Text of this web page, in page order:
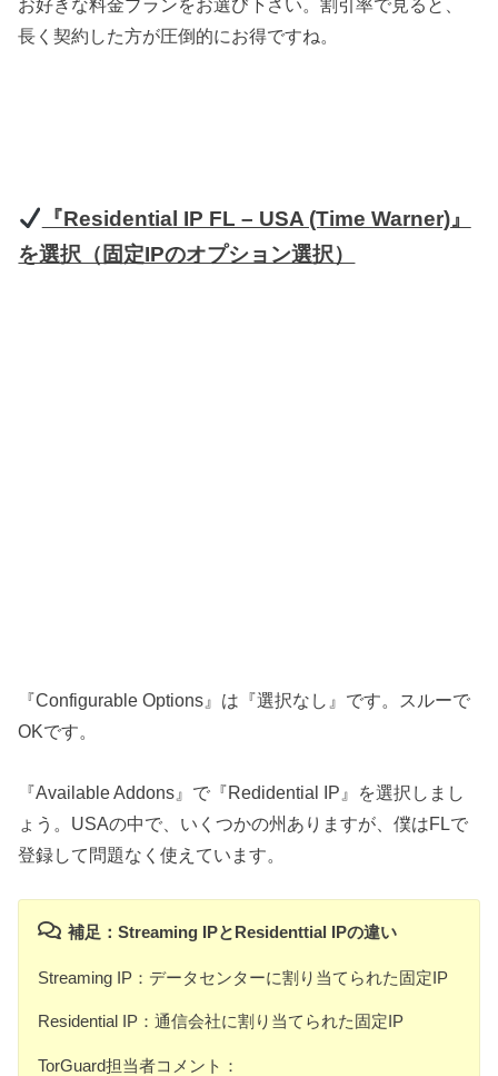
お好きな料金プランをお選び下さい。割引率で見ると、
長く契約した方が圧倒的にお得ですね。
『Residential IP FL – USA (Time Warner)』
を選択（固定IPのオプション選択）
『Configurable Options』は『選択なし』です。スルーで
OKです。
『Available Addons』で『Redidential IP』を選択しまし
ょう。USAの中で、いくつかの州ありますが、僕はFLで
登録して問題なく使えています。
補足：Streaming IPとResidenttial IPの違い
Streaming IP：データセンターに割り当てられた固定IP
Residential IP：通信会社に割り当てられた固定IP
TorGuard担当者コメント：